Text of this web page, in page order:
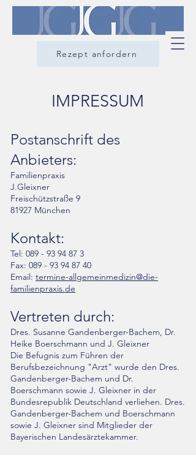
Rezept anfordern
IMPRESSUM
Postanschrift des
Anbieters:
Familienpraxis
J.Gleixner
Freischützstraße 9
81927 München
Kontakt:
Tel: 089 - 93 94 87 3
Fax: 089 - 93 94 87 40
Email: termine-allgemeinmedizin@die-
familienpraxis.de
Vertreten durch:
Dres. Susanne Gandenberger-Bachem, Dr.
Heike Boerschmann und J. Gleixner
Die Befugnis zum Führen der
Berufsbezeichnung "Arzt" wurde den Dres.
Gandenberger-Bachem und Dr.
Boerschmann sowie J. Gleixner in der
Bundesrepublik Deutschland verliehen. Dres.
Gandenberger-Bachem und Boerschmann
sowie J. Gleixner sind Mitglieder der
Bayerischen Landesärztekammer.